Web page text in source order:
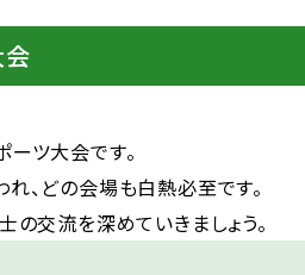
ツ大会です。
、どの会場も白熱必至です。
の交流を深めていきましょう。